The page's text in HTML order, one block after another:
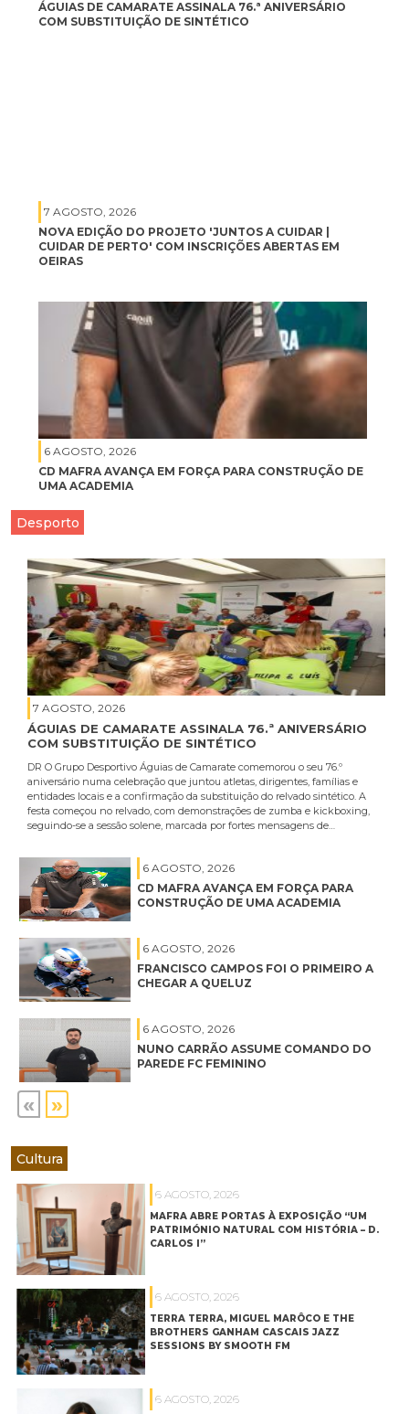
ÁGUIAS DE CAMARATE ASSINALA 76.ª ANIVERSÁRIO
COM SUBSTITUIÇÃO DE SINTÉTICO
7 AGOSTO, 2026
NOVA EDIÇÃO DO PROJETO 'JUNTOS A CUIDAR |
CUIDAR DE PERTO' COM INSCRIÇÕES ABERTAS EM
OEIRAS
6 AGOSTO, 2026
CD MAFRA AVANÇA EM FORÇA PARA CONSTRUÇÃO DE
UMA ACADEMIA
Desporto
7 AGOSTO, 2026
ÁGUIAS DE CAMARATE ASSINALA 76.ª ANIVERSÁRIO
COM SUBSTITUIÇÃO DE SINTÉTICO
DR O Grupo Desportivo Águias de Camarate comemorou o seu 76.º
aniversário numa celebração que juntou atletas, dirigentes, famílias e
entidades locais e a confirmação da substituição do relvado sintético. A
festa começou no relvado, com demonstrações de zumba e kickboxing,
seguindo-se a sessão solene, marcada por fortes mensagens de…
6 AGOSTO, 2026
CD MAFRA AVANÇA EM FORÇA PARA
CONSTRUÇÃO DE UMA ACADEMIA
6 AGOSTO, 2026
FRANCISCO CAMPOS FOI O PRIMEIRO A
CHEGAR A QUELUZ
6 AGOSTO, 2026
NUNO CARRÃO ASSUME COMANDO DO
PAREDE FC FEMININO
« »
Cultura
6 AGOSTO, 2026
MAFRA ABRE PORTAS À EXPOSIÇÃO “UM
PATRIMÓNIO NATURAL COM HISTÓRIA – D.
CARLOS I”
6 AGOSTO, 2026
TERRA TERRA, MIGUEL MARÔCO E THE
BROTHERS GANHAM CASCAIS JAZZ
SESSIONS BY SMOOTH FM
6 AGOSTO, 2026